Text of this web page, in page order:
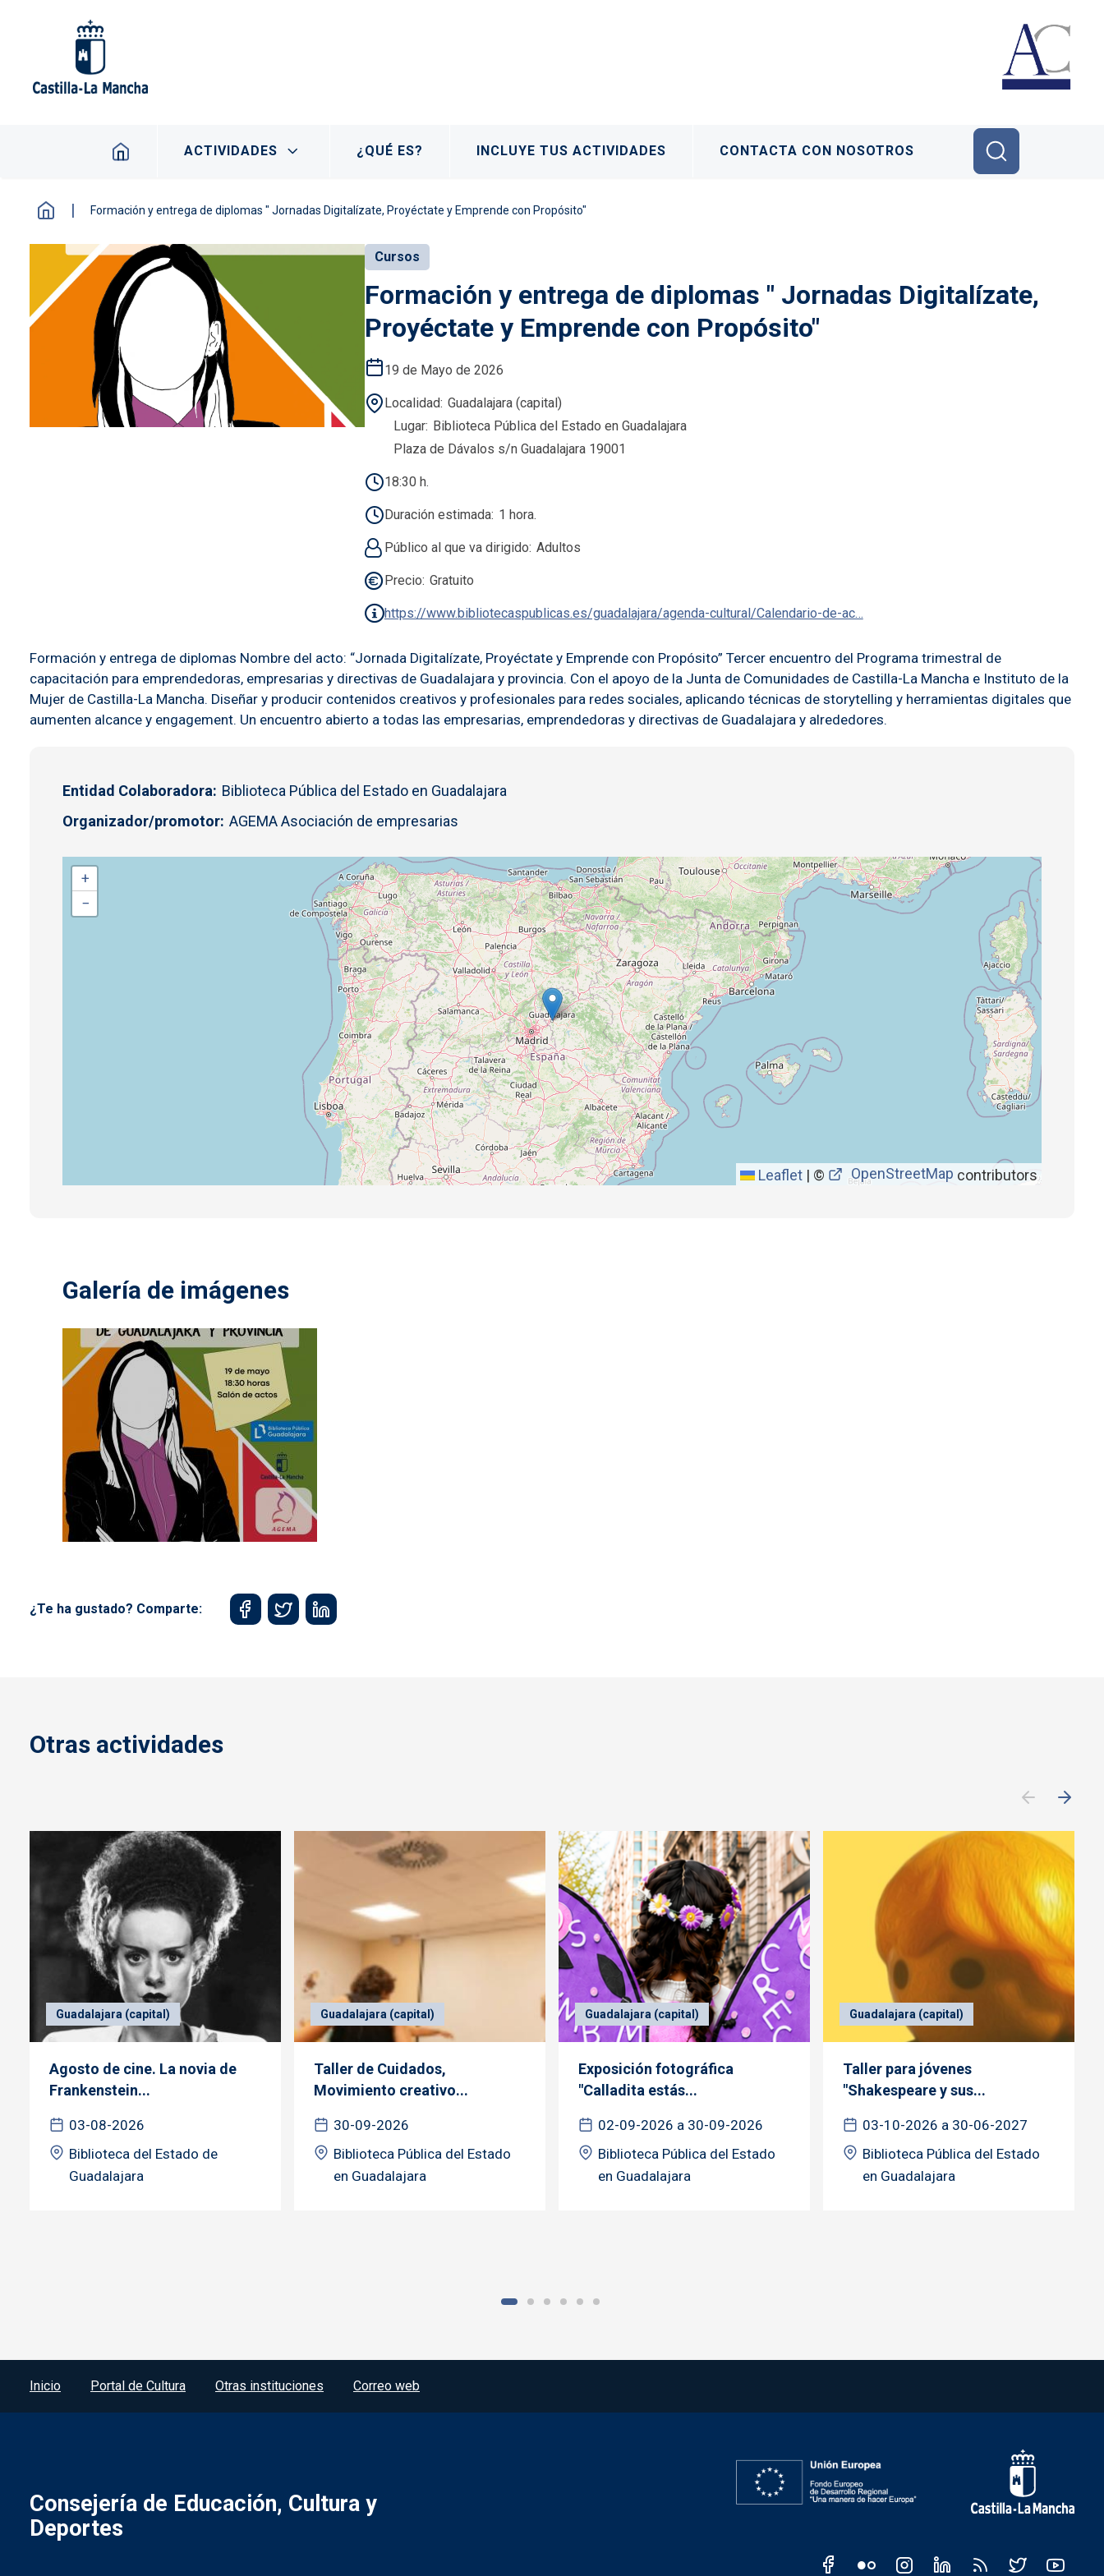
Navegación principal
ACTIVIDADES ¿QUÉ ES? INCLUYE TUS ACTIVIDADES CONTACTA CON NOSOTROS
Formación y entrega de diplomas " Jornadas Digitalízate, Proyéctate y Emprende con Propósito"
Cursos
Formación y entrega de diplomas " Jornadas Digitalízate,
Proyéctate y Emprende con Propósito"
19 de Mayo de 2026
Localidad Guadalajara (capital)
Lugar Biblioteca Pública del Estado en Guadalajara
Plaza de Dávalos s/n Guadalajara 19001
18:30 h.
Duración estimada 1 hora.
Público al que va dirigido Adultos
Precio Gratuito
https://www.bibliotecaspublicas.es/guadalajara/agenda-cultural/Calendario-de-ac…
Formación y entrega de diplomas Nombre del acto: “Jornada Digitalízate, Proyéctate y Emprende con Propósito” Tercer encuentro del Programa trimestral de
capacitación para emprendedoras, empresarias y directivas de Guadalajara y provincia. Con el apoyo de la Junta de Comunidades de Castilla-La Mancha e Instituto de la
Mujer de Castilla-La Mancha. Diseñar y producir contenidos creativos y profesionales para redes sociales, aplicando técnicas de storytelling y herramientas digitales que
aumenten alcance y engagement. Un encuentro abierto a todas las empresarias, emprendedoras y directivas de Guadalajara y alrededores.
Entidad Colaboradora
Biblioteca Pública del Estado en Guadalajara
Organizador/promotor AGEMA Asociación de empresarias
+
−
Leaflet | © OpenStreetMap contributors
Galería de imágenes
¿Te ha gustado? Comparte:
Otras actividades
Guadalajara (capital)
Agosto de cine. La novia de
Frankenstein...
03-08-2026
Biblioteca del Estado de
Guadalajara
Guadalajara (capital)
Taller de Cuidados,
Movimiento creativo...
30-09-2026
Biblioteca Pública del Estado
en Guadalajara
Guadalajara (capital)
Exposición fotográfica
"Calladita estás...
02-09-2026 a 30-09-2026
Biblioteca Pública del Estado
en Guadalajara
Guadalajara (capital)
Taller para jóvenes
"Shakespeare y sus...
03-10-2026 a 30-06-2027
Biblioteca Pública del Estado
en Guadalajara
Menú del pie
Inicio Portal de Cultura Otras instituciones Correo web
Consejería de Educación, Cultura y
Deportes